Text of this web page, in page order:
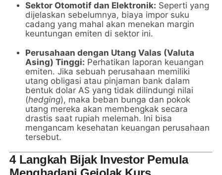
Sektor Otomotif dan Elektronik: Seperti yang
dijelaskan sebelumnya, biaya impor suku
cadang yang mahal akan menekan margin
keuntungan emiten di sektor ini.
Perusahaan dengan Utang Valas (Valuta
Asing) Tinggi: Perhatikan laporan keuangan
emiten. Jika sebuah perusahaan memiliki
utang obligasi atau pinjaman bank dalam
bentuk dolar AS yang tidak dilindungi nilai
(hedging), maka beban bunga dan pokok
utang mereka akan membengkak secara
drastis saat rupiah melemah. Ini bisa
mengancam kesehatan keuangan perusahaan
tersebut.
4 Langkah Bijak Investor Pemula